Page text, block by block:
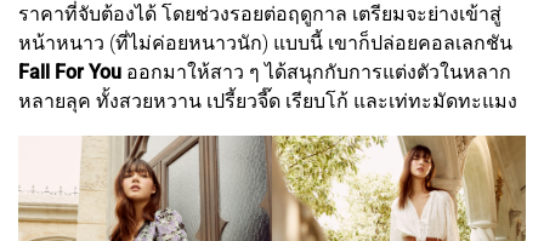
ราคาที่จับต้องได้ โดยช่วงรอยต่อฤดูกาล เตรียมจะย่างเข้าสู่
หน้าหนาว (ที่ไม่ค่อยหนาวนัก) แบบนี้ เขาก็ปล่อยคอลเลกชัน
Fall For You ออกมาให้สาว ๆ ได้สนุกกับการแต่งตัวในหลาก
หลายลุค ทั้งสวยหวาน เปรี้ยวจี๊ด เรียบโก้ และเท่ทะมัดทะแมง